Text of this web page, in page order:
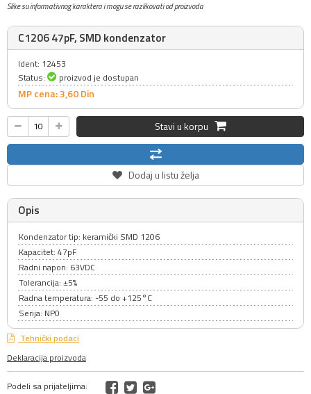
Slike su informativnog karaktera i mogu se razlikovati od proizvoda
C1206 47pF, SMD kondenzator
Ident: 12453
Status:
proizvod je dostupan
MP cena: 3,60Din
Stavi u korpu
Dodaj u listu želja
Opis
Kondenzator tip: keramički SMD 1206
Kapacitet: 47pF
Radni napon: 63VDC
Tolerancija: ±5%
Radna temperatura: -55 do +125°C
Serija: NP0
Tehnički podaci
Deklaracija proizvoda
Podeli sa prijateljima: